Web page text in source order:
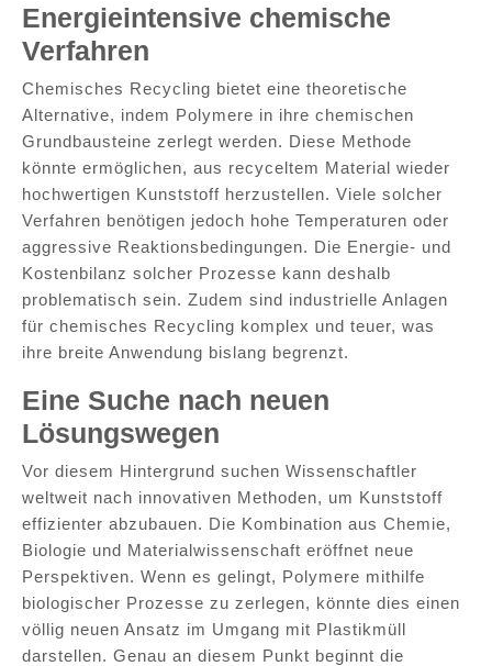
Energieintensive chemische
Verfahren
Chemisches Recycling bietet eine theoretische
Alternative, indem Polymere in ihre chemischen
Grundbausteine zerlegt werden. Diese Methode
könnte ermöglichen, aus recyceltem Material wieder
hochwertigen Kunststoff herzustellen. Viele solcher
Verfahren benötigen jedoch hohe Temperaturen oder
aggressive Reaktionsbedingungen. Die Energie- und
Kostenbilanz solcher Prozesse kann deshalb
problematisch sein. Zudem sind industrielle Anlagen
für chemisches Recycling komplex und teuer, was
ihre breite Anwendung bislang begrenzt.
Eine Suche nach neuen
Lösungswegen
Vor diesem Hintergrund suchen Wissenschaftler
weltweit nach innovativen Methoden, um Kunststoff
effizienter abzubauen. Die Kombination aus Chemie,
Biologie und Materialwissenschaft eröffnet neue
Perspektiven. Wenn es gelingt, Polymere mithilfe
biologischer Prozesse zu zerlegen, könnte dies einen
völlig neuen Ansatz im Umgang mit Plastikmüll
darstellen. Genau an diesem Punkt beginnt die